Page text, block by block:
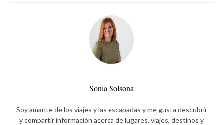
Sonia Solsona
Soy amante de los viajes y las escapadas y me gusta descubrir
y compartir información acerca de lugares, viajes, destinos y